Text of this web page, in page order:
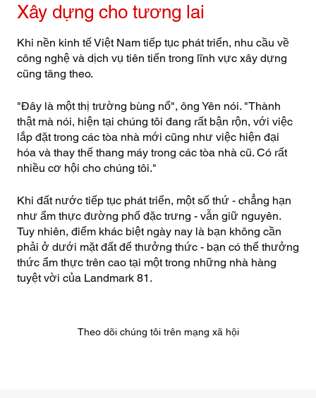
Xây dựng cho tương lai
Khi nền kinh tế Việt Nam tiếp tục phát triển, nhu cầu về
công nghệ và dịch vụ tiên tiến trong lĩnh vực xây dựng
cũng tăng theo.
"Đây là một thị trường bùng nổ", ông Yên nói. "Thành
thật mà nói, hiện tại chúng tôi đang rất bận rộn, với việc
lắp đặt trong các tòa nhà mới cũng như việc hiện đại
hóa và thay thế thang máy trong các tòa nhà cũ. Có rất
nhiều cơ hội cho chúng tôi."
Khi đất nước tiếp tục phát triển, một số thứ - chẳng hạn
như ẩm thực đường phố đặc trưng - vẫn giữ nguyên.
Tuy nhiên, điểm khác biệt ngày nay là bạn không cần
phải ở dưới mặt đất để thưởng thức - bạn có thể thưởng
thức ẩm thực trên cao tại một trong những nhà hàng
tuyệt vời của Landmark 81.
Theo dõi chúng tôi trên mạng xã hội